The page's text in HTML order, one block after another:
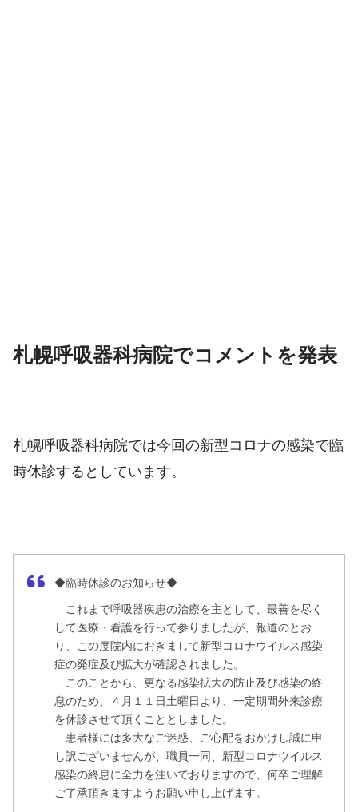
札幌呼吸器科病院でコメントを発表
札幌呼吸器科病院では今回の新型コロナの感染で臨
時休診するとしています。
◆臨時休診のお知らせ◆
これまで呼吸器疾患の治療を主として、最善を尽く
して医療・看護を行って参りましたが、報道のとお
り、この度院内におきまして新型コロナウイルス感染
症の発症及び拡大が確認されました。
このことから、更なる感染拡大の防止及び感染の終
息のため、４月１１日土曜日より、一定期間外来診療
を休診させて頂くこととしました。
患者様には多大なご迷惑、ご心配をおかけし誠に申
し訳ございませんが、職員一同、新型コロナウイルス
感染の終息に全力を注いでおりますので、何卒ご理解
ご了承頂きますようお願い申し上げます。